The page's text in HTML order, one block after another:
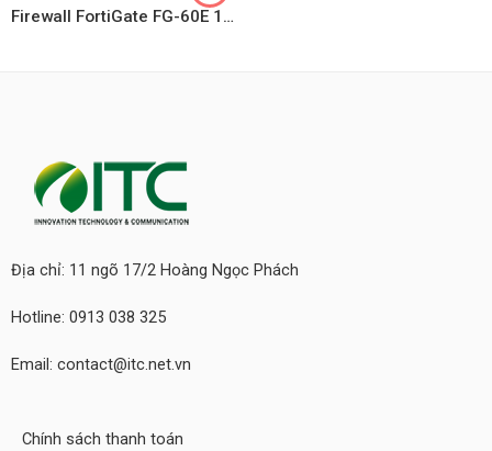
Firewall FortiGate FG-60E 10 GE RJ45 ports
Địa chỉ: 11 ngõ 17/2 Hoàng Ngọc Phách
Hotline: 0913 038 325
Email: contact@itc.net.vn
Chính sách thanh toán